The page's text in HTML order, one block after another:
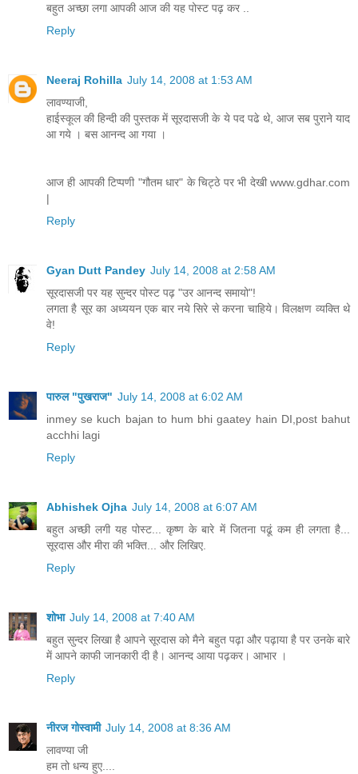
बहुत अच्छा लगा आपकी आज की यह पोस्ट पढ़ कर ..
Reply
Neeraj Rohilla July 14, 2008 at 1:53 AM
लावण्याजी,
हाईस्कूल की हिन्दी की पुस्तक में सूरदासजी के ये पद पढे थे, आज सब पुराने याद
आ गये । बस आनन्द आ गया ।
आज ही आपकी टिप्पणी "गौतम धार" के चिट्ठे पर भी देखी www.gdhar.com
|
Reply
Gyan Dutt Pandey July 14, 2008 at 2:58 AM
सूरदासजी पर यह सुन्दर पोस्ट पढ़ "उर आनन्द समायो"!
लगता है सूर का अध्ययन एक बार नये सिरे से करना चाहिये। विलक्षण व्यक्ति थे
वे!
Reply
पारुल "पुखराज" July 14, 2008 at 6:02 AM
inmey se kuch bajan to hum bhi gaatey hain DI,post bahut
acchhi lagi
Reply
Abhishek Ojha July 14, 2008 at 6:07 AM
बहुत अच्छी लगी यह पोस्ट... कृष्ण के बारे में जितना पढूं कम ही लगता है...
सूरदास और मीरा की भक्ति... और लिखिए.
Reply
शोभा July 14, 2008 at 7:40 AM
बहुत सुन्दर लिखा है आपने सूरदास को मैने बहुत पढ़ा और पढ़ाया है पर उनके बारे
में आपने काफी जानकारी दी है। आनन्द आया पढ़कर। आभार ।
Reply
नीरज गोस्वामी July 14, 2008 at 8:36 AM
लावण्या जी
हम तो धन्य हुए....